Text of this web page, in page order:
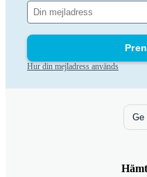
Hur din mejladress används
Ge